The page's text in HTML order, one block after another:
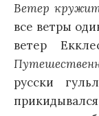
м
о
м
у
Ветер
все ветры
ветер
русски